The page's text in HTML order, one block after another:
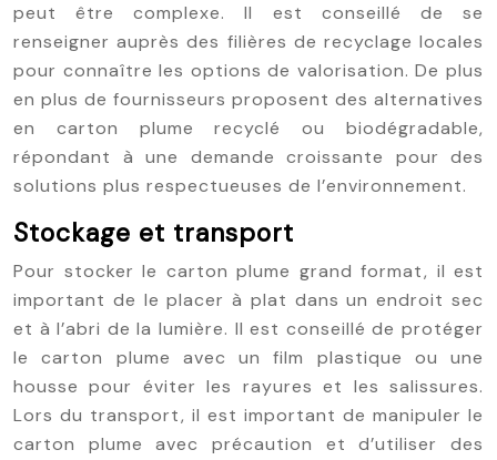
peut être complexe. Il est conseillé de se
renseigner auprès des filières de recyclage locales
pour connaître les options de valorisation. De plus
en plus de fournisseurs proposent des alternatives
en carton plume recyclé ou biodégradable,
répondant à une demande croissante pour des
solutions plus respectueuses de l’environnement.
Stockage et transport
Pour stocker le carton plume grand format, il est
important de le placer à plat dans un endroit sec
et à l’abri de la lumière. Il est conseillé de protéger
le carton plume avec un film plastique ou une
housse pour éviter les rayures et les salissures.
Lors du transport, il est important de manipuler le
carton plume avec précaution et d’utiliser des